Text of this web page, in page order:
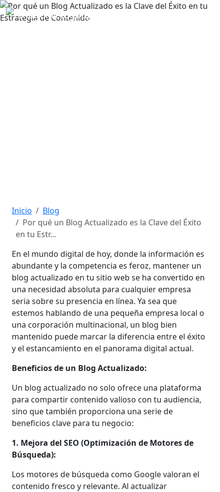
Inicio
Blog
Por qué un Blog Actualizado es la Clave del Éxito
en tu Estr...
En el mundo digital de hoy, donde la información es
abundante y la competencia es feroz, mantener un
blog actualizado en tu sitio web se ha convertido en
una necesidad absoluta para cualquier empresa
seria sobre su presencia en línea. Ya sea que
estemos hablando de una pequeña empresa local o
una corporación multinacional, un blog bien
mantenido puede marcar la diferencia entre el éxito
y el estancamiento en el panorama digital actual.
Beneficios de un Blog Actualizado:
Un blog actualizado no solo ofrece una plataforma
para compartir contenido valioso con tu audiencia,
sino que también proporciona una serie de
beneficios clave para tu negocio:
1. Mejora del SEO (Optimización de Motores de
Búsqueda):
Los motores de búsqueda como Google valoran el
contenido fresco y relevante. Al actualizar